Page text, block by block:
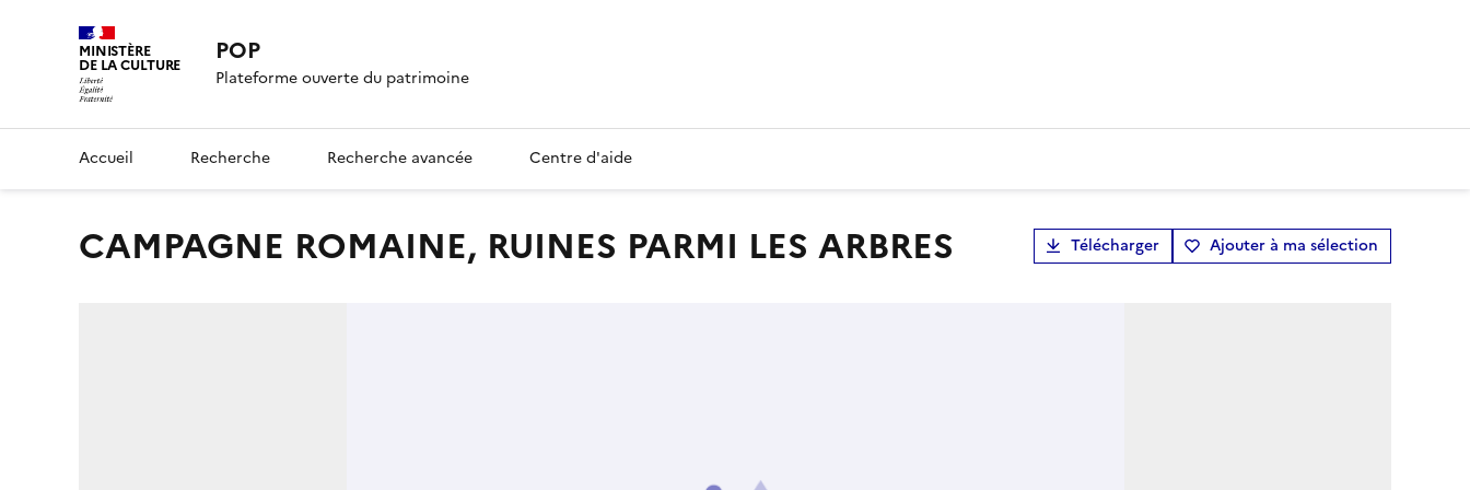
MINISTÈRE
DE LA CULTURE POP
Plateforme ouverte du patrimoine
Accueil Recherche Recherche avancée Centre d'aide
CAMPAGNE ROMAINE, RUINES PARMI LES ARBRES Télécharger Ajouter à ma sélection